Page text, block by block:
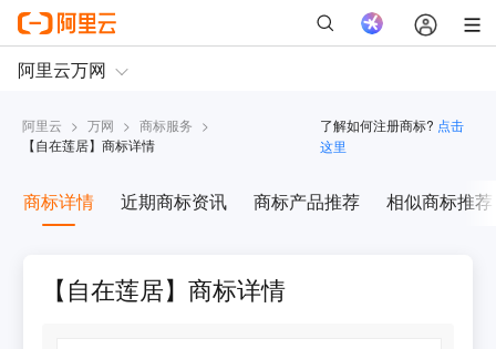
阿里云 > 万网 > 商标服务 >
【自在莲居】商标详情
了解如何注册商标? 点击
这里
商标详情 近期商标资讯 商标产品推荐 相似商标推荐
【自在莲居】商标详情